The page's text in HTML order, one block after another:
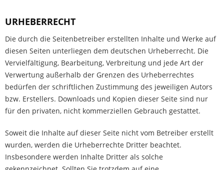
URHEBERRECHT
Die durch die Seitenbetreiber erstellten Inhalte und Werke auf
diesen Seiten unterliegen dem deutschen Urheberrecht. Die
Vervielfältigung, Bearbeitung, Verbreitung und jede Art der
Verwertung außerhalb der Grenzen des Urheberrechtes
bedürfen der schriftlichen Zustimmung des jeweiligen Autors
bzw. Erstellers. Downloads und Kopien dieser Seite sind nur
für den privaten, nicht kommerziellen Gebrauch gestattet.
Soweit die Inhalte auf dieser Seite nicht vom Betreiber erstellt
wurden, werden die Urheberrechte Dritter beachtet.
Insbesondere werden Inhalte Dritter als solche